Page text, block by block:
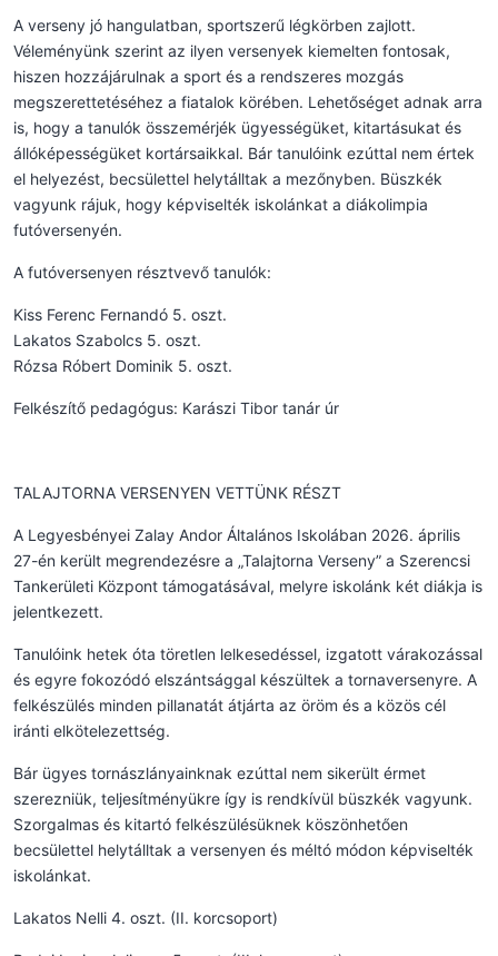
A verseny jó hangulatban, sportszerű légkörben zajlott.
Véleményünk szerint az ilyen versenyek kiemelten fontosak,
hiszen hozzájárulnak a sport és a rendszeres mozgás
megszerettetéséhez a fiatalok körében. Lehetőséget adnak arra
is, hogy a tanulók összemérjék ügyességüket, kitartásukat és
állóképességüket kortársaikkal. Bár tanulóink ezúttal nem értek
el helyezést, becsülettel helytálltak a mezőnyben. Büszkék
vagyunk rájuk, hogy képviselték iskolánkat a diákolimpia
futóversenyén.
A futóversenyen résztvevő tanulók:
Kiss Ferenc Fernandó 5. oszt.
Lakatos Szabolcs 5. oszt.
Rózsa Róbert Dominik 5. oszt.
Felkészítő pedagógus: Karászi Tibor tanár úr
TALAJTORNA VERSENYEN VETTÜNK RÉSZT
A Legyesbényei Zalay Andor Általános Iskolában 2026. április
27-én került megrendezésre a „Talajtorna Verseny” a Szerencsi
Tankerületi Központ támogatásával, melyre iskolánk két diákja is
jelentkezett.
Tanulóink hetek óta töretlen lelkesedéssel, izgatott várakozással
és egyre fokozódó elszántsággal készültek a tornaversenyre. A
felkészülés minden pillanatát átjárta az öröm és a közös cél
iránti elkötelezettség.
Bár ügyes tornászlányainknak ezúttal nem sikerült érmet
szerezniük, teljesítményükre így is rendkívül büszkék vagyunk.
Szorgalmas és kitartó felkészülésüknek köszönhetően
becsülettel helytálltak a versenyen és méltó módon képviselték
iskolánkat.
Lakatos Nelli 4. oszt. (II. korcsoport)